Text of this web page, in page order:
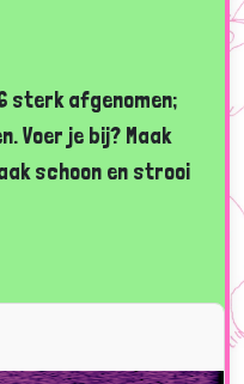
sterk afgenomen;
Voer je bij? Maak
schoon en strooi